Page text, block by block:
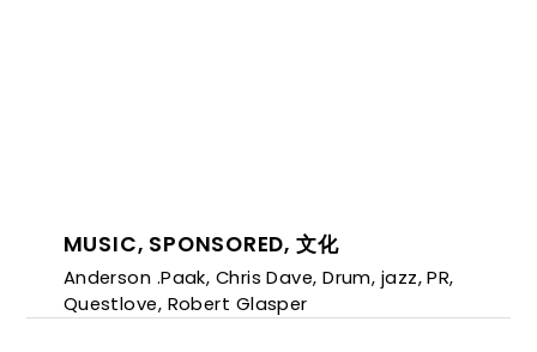
MUSIC, SPONSORED, 文化
Anderson .Paak, Chris Dave,Drum, jazz,PR,
Questlove, Robert Glasper